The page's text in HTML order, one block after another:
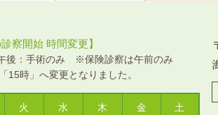
診察開始 時間変更】
後：手術のみ ※保険診察は午前のみ
15時」へ変更となりました。
火 水 木 金 土